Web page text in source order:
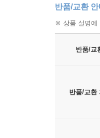
반품/교환 안
※ 상품 설명에
반품/교
반품/교환